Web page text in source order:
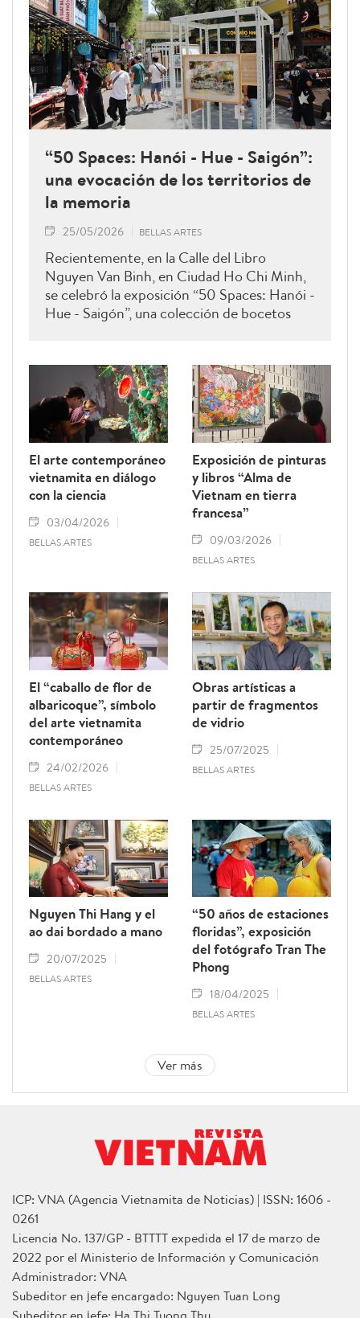
“50 Spaces: Hanói - Hue - Saigón”:
una evocación de los territorios de
la memoria
25/05/2026 BELLAS ARTES
Recientemente, en la Calle del Libro
Nguyen Van Binh, en Ciudad Ho Chi Minh,
se celebró la exposición “50 Spaces: Hanói -
Hue - Saigón”, una colección de bocetos
emblemáticas de distintas épocas en Hanói,
Hue y Saigón - Ciudad Ho Chi Minh.
El arte contemporáneo
vietnamita en diálogo
con la ciencia
03/04/2026
BELLAS ARTES
Exposición de pinturas
y libros “Alma de
Vietnam en tierra
francesa”
09/03/2026
BELLAS ARTES
El “caballo de flor de
albaricoque”, símbolo
del arte vietnamita
contemporáneo
24/02/2026
BELLAS ARTES
Obras artísticas a
partir de fragmentos
de vidrio
25/07/2025
BELLAS ARTES
Nguyen Thi Hang y el
ao dai bordado a mano
20/07/2025
BELLAS ARTES
“50 años de estaciones
floridas”, exposición
del fotógrafo Tran The
Phong
18/04/2025
BELLAS ARTES
Ver más
ICP: VNA (Agencia Vietnamita de Noticias) | ISSN: 1606 -
0261
Licencia No. 137/GP - BTTTT expedida el 17 de marzo de
2022 por el Ministerio de Información y Comunicación
Administrador: VNA
Subeditor en jefe encargado: Nguyen Tuan Long